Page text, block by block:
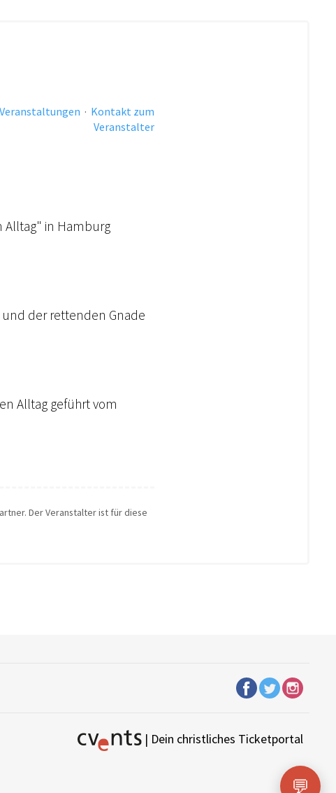
· Kontakt zum
Veranstalter
Alltag" in Hamburg
und der rettenden Gnade
Alltag geführt vom
Der Veranstalter ist für diese
| Dein christliches Ticketportal
💬